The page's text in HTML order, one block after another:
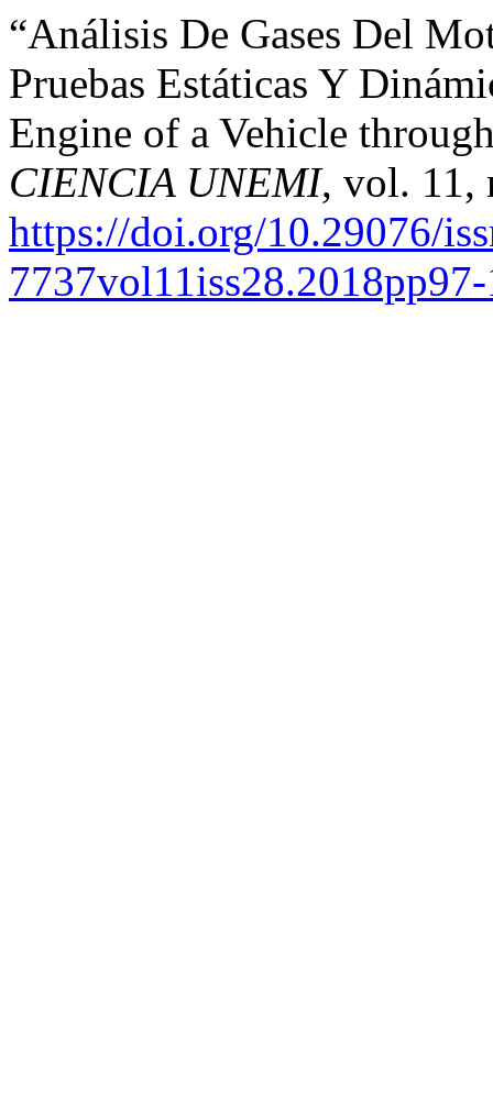
“Análisis De Gases Del
Pruebas Estáticas Y
Engine of a Vehicle
CIENCIA UNEMI, vol. 11,
https://doi.org/10.29076/